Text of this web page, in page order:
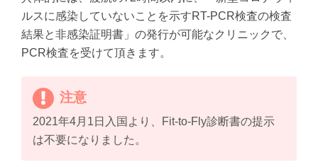
ルスに感染していないことを示すRT-PCR検査の検査
結果と非感染証明書」の発行が可能なクリニックで、
PCR検査を受けて頂きます。
注意
2021年4月1日入国より、Fit-to-Fly診断書の提示
は不要になりました。